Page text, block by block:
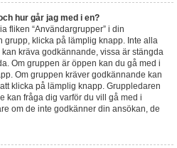
hur går jag med i en?
fliken “Användargrupper” i din
grupp, klicka på lämplig knapp. Inte alla
kräva godkännande, vissa är stängda
Om gruppen är öppen kan du gå med i
Om gruppen kräver godkännande kan
klicka på lämplig knapp. Gruppledaren
kan fråga dig varför du vill gå med i
om de inte godkänner din ansökan, de